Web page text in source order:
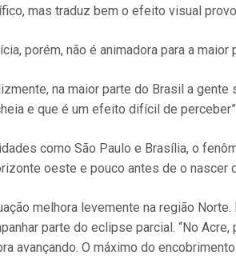
mas traduz bem o efeito visual
porém, não é animadora para a
na maior parte do Brasil a
e que é um efeito difícil de
como São Paulo e Brasília, o
oeste e pouco antes de o nascer
melhora levemente na região
parte do eclipse parcial. “No
avançando. O máximo do